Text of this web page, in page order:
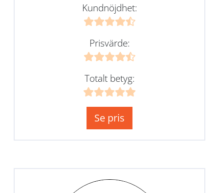
Kundnöjdhet:
Prisvärde:
Totalt betyg:
Se pris